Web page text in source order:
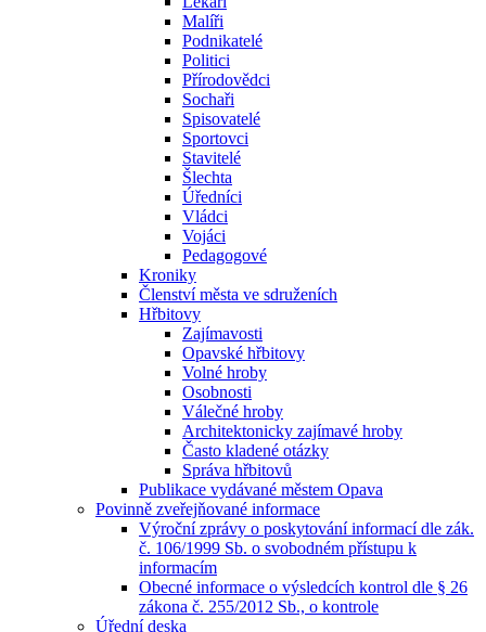
Malíři
Podnikatelé
Politici
Přírodovědci
Sochaři
Spisovatelé
Sportovci
Stavitelé
Šlechta
Úředníci
Vládci
Vojáci
Pedagogové
Kroniky
Členství města ve sdruženích
Hřbitovy
Zajímavosti
Opavské hřbitovy
Volné hroby
Osobnosti
Válečné hroby
Architektonicky zajímavé hroby
Často kladené otázky
Správa hřbitovů
Publikace vydávané městem Opava
Povinně zveřejňované informace
Výroční zprávy o poskytování informací dle zák.
č. 106/1999 Sb. o svobodném přístupu k
informacím
Obecné informace o výsledcích kontrol dle § 26
zákona č. 255/2012 Sb., o kontrole
Úřední deska